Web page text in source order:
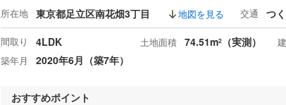
所在地 東京都足立区南花畑3丁目 地図を見る 交通 つ
間取り 4LDK 土地面積 74.51m2 （実測）
築年月 2020年6月（築7年）
おすすめポイント